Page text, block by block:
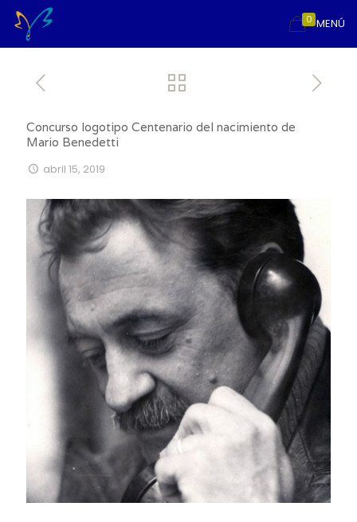
MENÚ
0
Concurso logotipo Centenario del nacimiento de
Mario Benedetti
abril 15, 2019